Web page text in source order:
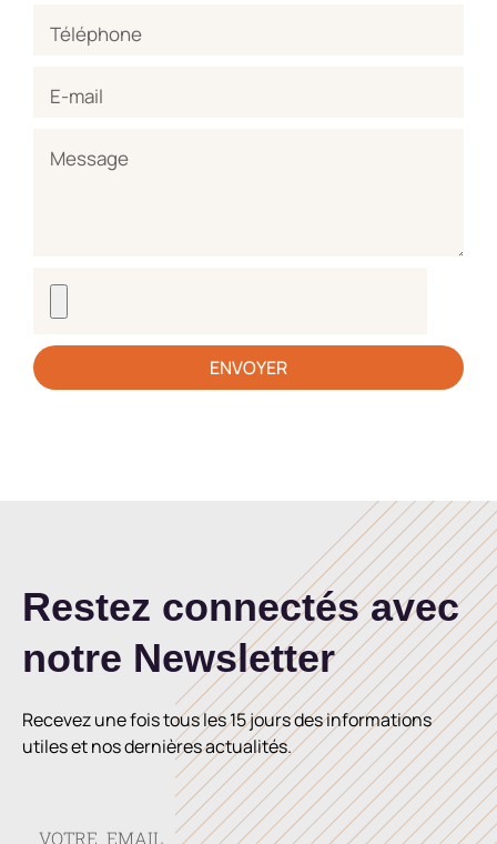
ENVOYER
Restez connectés avec
notre Newsletter
Recevez une fois tous les 15 jours des informations
utiles et nos dernières actualités.